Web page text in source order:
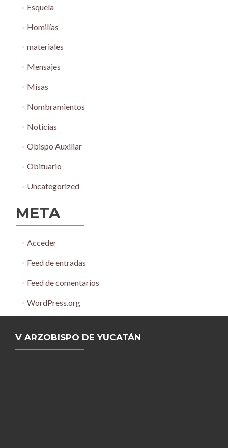
Esquela
Homilías
materiales
Mensajes
Misas
Nombramientos
Noticias
Obispo Auxiliar
Obituario
Uncategorized
META
Acceder
Feed de entradas
Feed de comentarios
WordPress.org
V ARZOBISPO DE YUCATÁN